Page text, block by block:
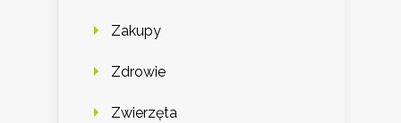
Zakupy
Zdrowie
Zwierzęta